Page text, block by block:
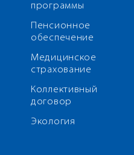
программы
Пенсионное
обеспечение
Медицинское
страхование
Коллективный
договор
Экология